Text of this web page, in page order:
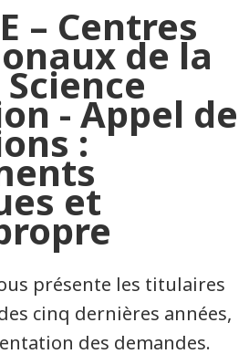
– Centres
de la
- Appel de
:
et
présente les titulaires
cinq dernières années,
des demandes.